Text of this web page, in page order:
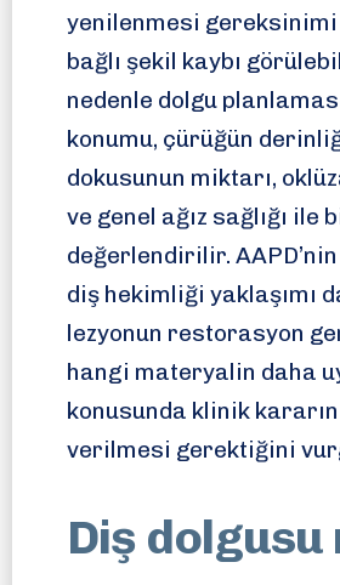
yenilenmesi gereksinimi
bağlı şekil kaybı
nedenle dolgu
konumu, çürüğün
dokusunun miktarı,
ve genel ağız sağlığı ile
değerlendirilir.
diş hekimliği yaklaşımı
lezyonun restorasyon
hangi materyalin daha
konusunda klinik kararın
verilmesi gerektiğini
Diş dolgusu